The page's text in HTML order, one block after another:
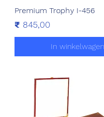
Premium Trophy I-456
Prijs
₹ 845,00
In winkelwagen